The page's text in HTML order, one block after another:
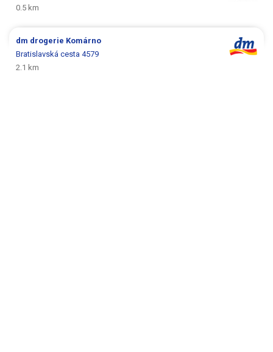
0.5 km
dm drogerie Komárno
Bratislavská cesta 4579
2.1 km